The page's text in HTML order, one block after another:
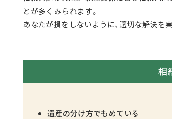
とが多くみられます。
あなたが損をしないように、適切な解決を
相
遺産の分け方でもめている